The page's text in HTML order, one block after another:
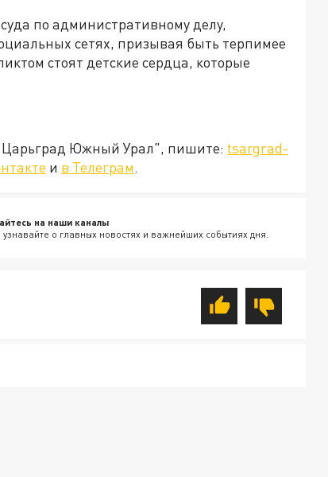
по административному делу,
сетях, призывая быть терпимее
стоят детские сердца, которые
"Царьград Южный Урал", пишите: tsargrad-
и в Телеграм.
на наши каналы
о главных новостях и важнейших событиях дня.